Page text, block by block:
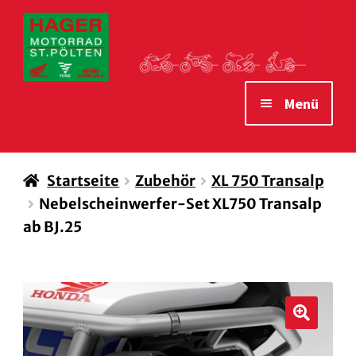
Zur
Navigation
springen
Zum
Inhalt
springen
Menü
STARTSEITE
MOTORRÄDER
VERLEIH MOTORRÄDER
WAS WIR IHNEN BIETEN
ÖFFNUNGSZEITEN
Startseite Zubehör
XL 750 Transalp
Nebelscheinwerfer-Set XL750 Transalp
ab BJ.25
🔍